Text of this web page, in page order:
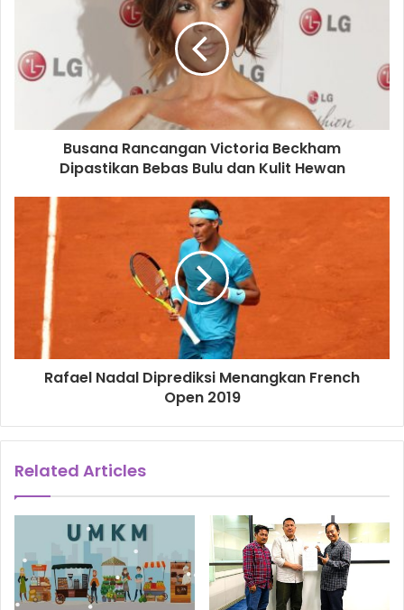
Busana Rancangan Victoria Beckham
Dipastikan Bebas Bulu dan Kulit Hewan
Rafael Nadal Diprediksi Menangkan French
Open 2019
Related Articles